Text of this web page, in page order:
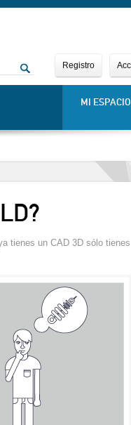
Registro
MI ESPACIO
tienes un CAD 3D sólo tienes